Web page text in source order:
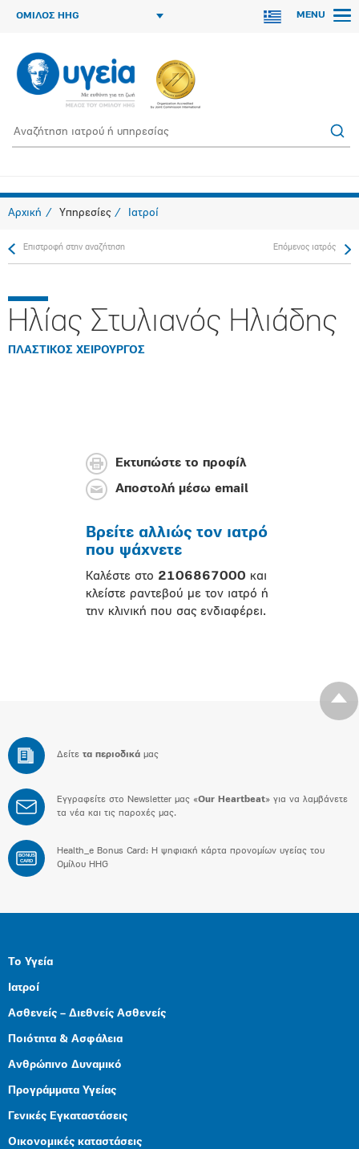
ΟΜΙΛΟΣ HHG MENU
Αρχική Υπηρεσίες Ιατροί
Επιστροφή στην αναζήτηση Επόμενος ιατρός
Ηλίας Στυλιανός Ηλιάδης
ΠΛΑΣΤΙΚΟΣ ΧΕΙΡΟΥΡΓΟΣ
Εκτυπώστε το προφίλ
Αποστολή μέσω email
Βρείτε αλλιώς τον ιατρό
που ψάχνετε
Καλέστε στο 2106867000 και
κλείστε ραντεβού με τον ιατρό ή
την κλινική που σας ενδιαφέρει.
Δείτε τα περιοδικά μας
Εγγραφείτε στο Newsletter μας «Our Heartbeat» για να λαμβάνετε
τα νέα και τις παροχές μας.
BONUS
CARD
Health_e Bonus Card: H ψηφιακή κάρτα προνομίων υγείας του
Ομίλου HHG
Το Υγεία
Ιατροί
Ασθενείς – Διεθνείς Ασθενείς
Ποιότητα & Ασφάλεια
Ανθρώπινο Δυναμικό
Προγράμματα Υγείας
Γενικές Εγκαταστάσεις
Οικονομικές καταστάσεις